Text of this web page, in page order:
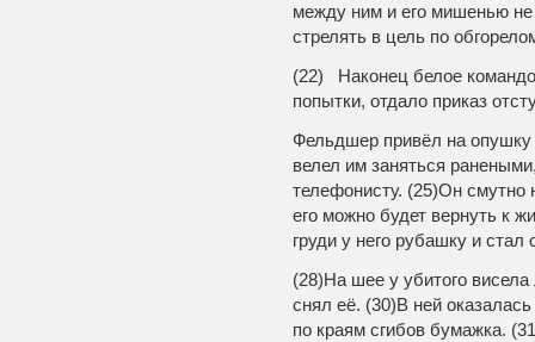
между ним и его мишенью не
стрелять в цель по
(22) Наконец белое
попытки, отдало приказ
Фельдшер привёл на опушку
велел им заняться
телефонисту. (25)Он
его можно будет вернуть к
груди у него рубашку и
(28)На шее у убитого
снял её. (30)В ней
по краям сгибов бумажка.